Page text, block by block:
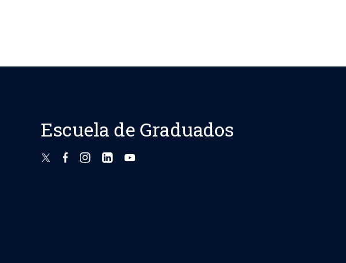
Escuela de Graduados